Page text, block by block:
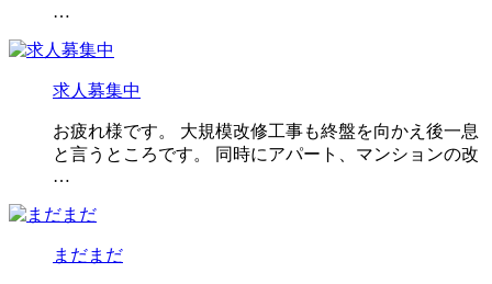
…
求人募集中
お疲れ様です。 大規模改修工事も終盤を向かえ後一息
と言うところです。 同時にアパート、マンションの改
…
まだまだ